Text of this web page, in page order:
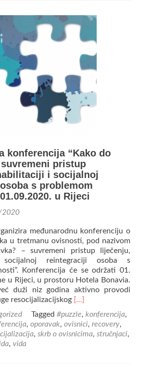
konferencija “Kako do
pristup
i socijalnoj
s problemom
u Rijeci
međunarodnu konferenciju o
u tretmanu ovisnosti, pod nazivom
– suvremeni pristup liječenju,
reintegraciji osoba s
Konferencija će se održati 01.
u Rijeci, u prostoru Hotela Bonavia.
duži niz godina aktivno provodi
resocijalizacijskog Read
about
Međunarodna
konferencija
[…]
Tagged #puzzle, konferencija,
, oporavak, ovisnici, recovery,
, skrb o ovisnicima, stručnjaci,
, vida